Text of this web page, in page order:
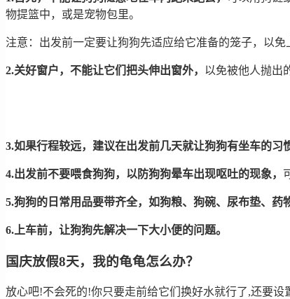
物提篮中，或是宠物包里。
注意：出发前一定要让狗狗先适应给它准备的笼子，以免
2.关好窗户，不能让它们把头伸出窗外， 以免被他人抛出
3.如果行程较远，建议在出发前几天就让狗狗有坐车的习
4.出发前不要喂食狗狗，以防狗狗晕车出现呕吐的现象，
5.狗狗的日常用品要带齐全，如狗粮、狗碗、尿布垫、药
6.上车前，让狗狗先解决一下大小便的问题。
国庆放假8天，我的龟龟怎么办？
放心吧!不会死的!你只要走前给它们换好水就行了,还要